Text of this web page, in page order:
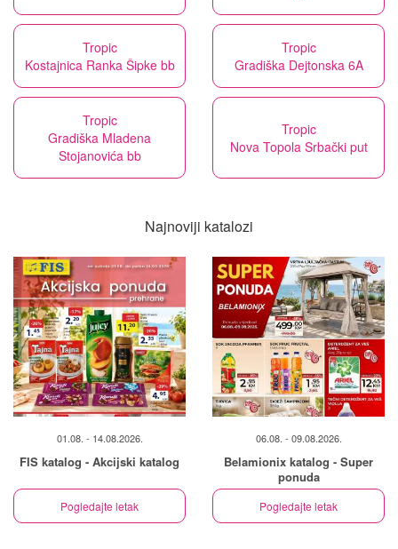
Tropic
Kostajnica Ranka Šipke bb
Tropic
Gradiška Dejtonska 6A
Tropic
Gradiška Mladena
Stojanovića bb
Tropic
Nova Topola Srbački put
Najnoviji katalozi
01.08. - 14.08.2026.
FIS katalog - Akcijski katalog
Pogledajte letak
06.08. - 09.08.2026.
Belamionix katalog - Super
ponuda
Pogledajte letak